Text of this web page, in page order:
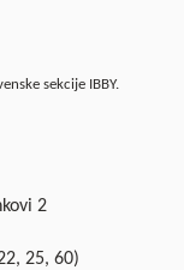
sekcije IBBY.
2
25, 60)